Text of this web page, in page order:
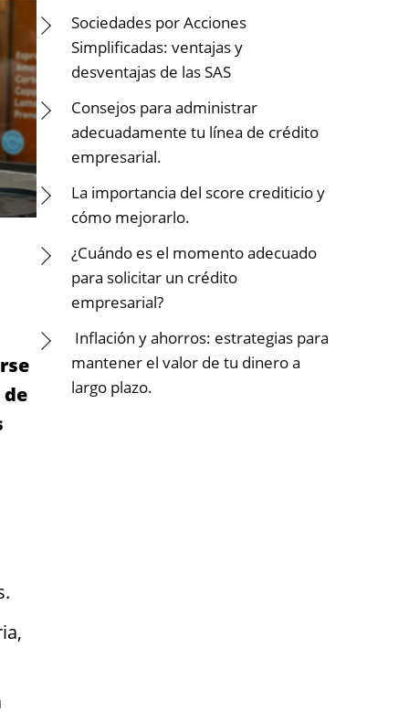
Sociedades por Acciones
Simplificadas: ventajas y
desventajas de las SAS
Consejos para administrar
adecuadamente tu línea de crédito
empresarial.
La importancia del score crediticio y
cómo mejorarlo.
¿Cuándo es el momento adecuado
para solicitar un crédito
empresarial?
Inflación y ahorros: estrategias para
mantener el valor de tu dinero a
largo plazo.